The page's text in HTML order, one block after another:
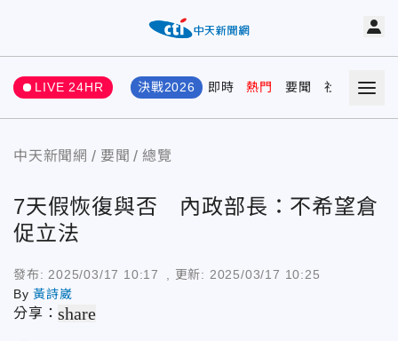
LIVE 24HR 決戰2026 即時 熱門 要聞 社會 娛樂
中天新聞網 要聞 總覽
7天假恢復與否 內政部長：不希望倉
促立法
發布: 2025/03/17 10:17 , 更新: 2025/03/17 10:25
By黃詩崴
分享：share